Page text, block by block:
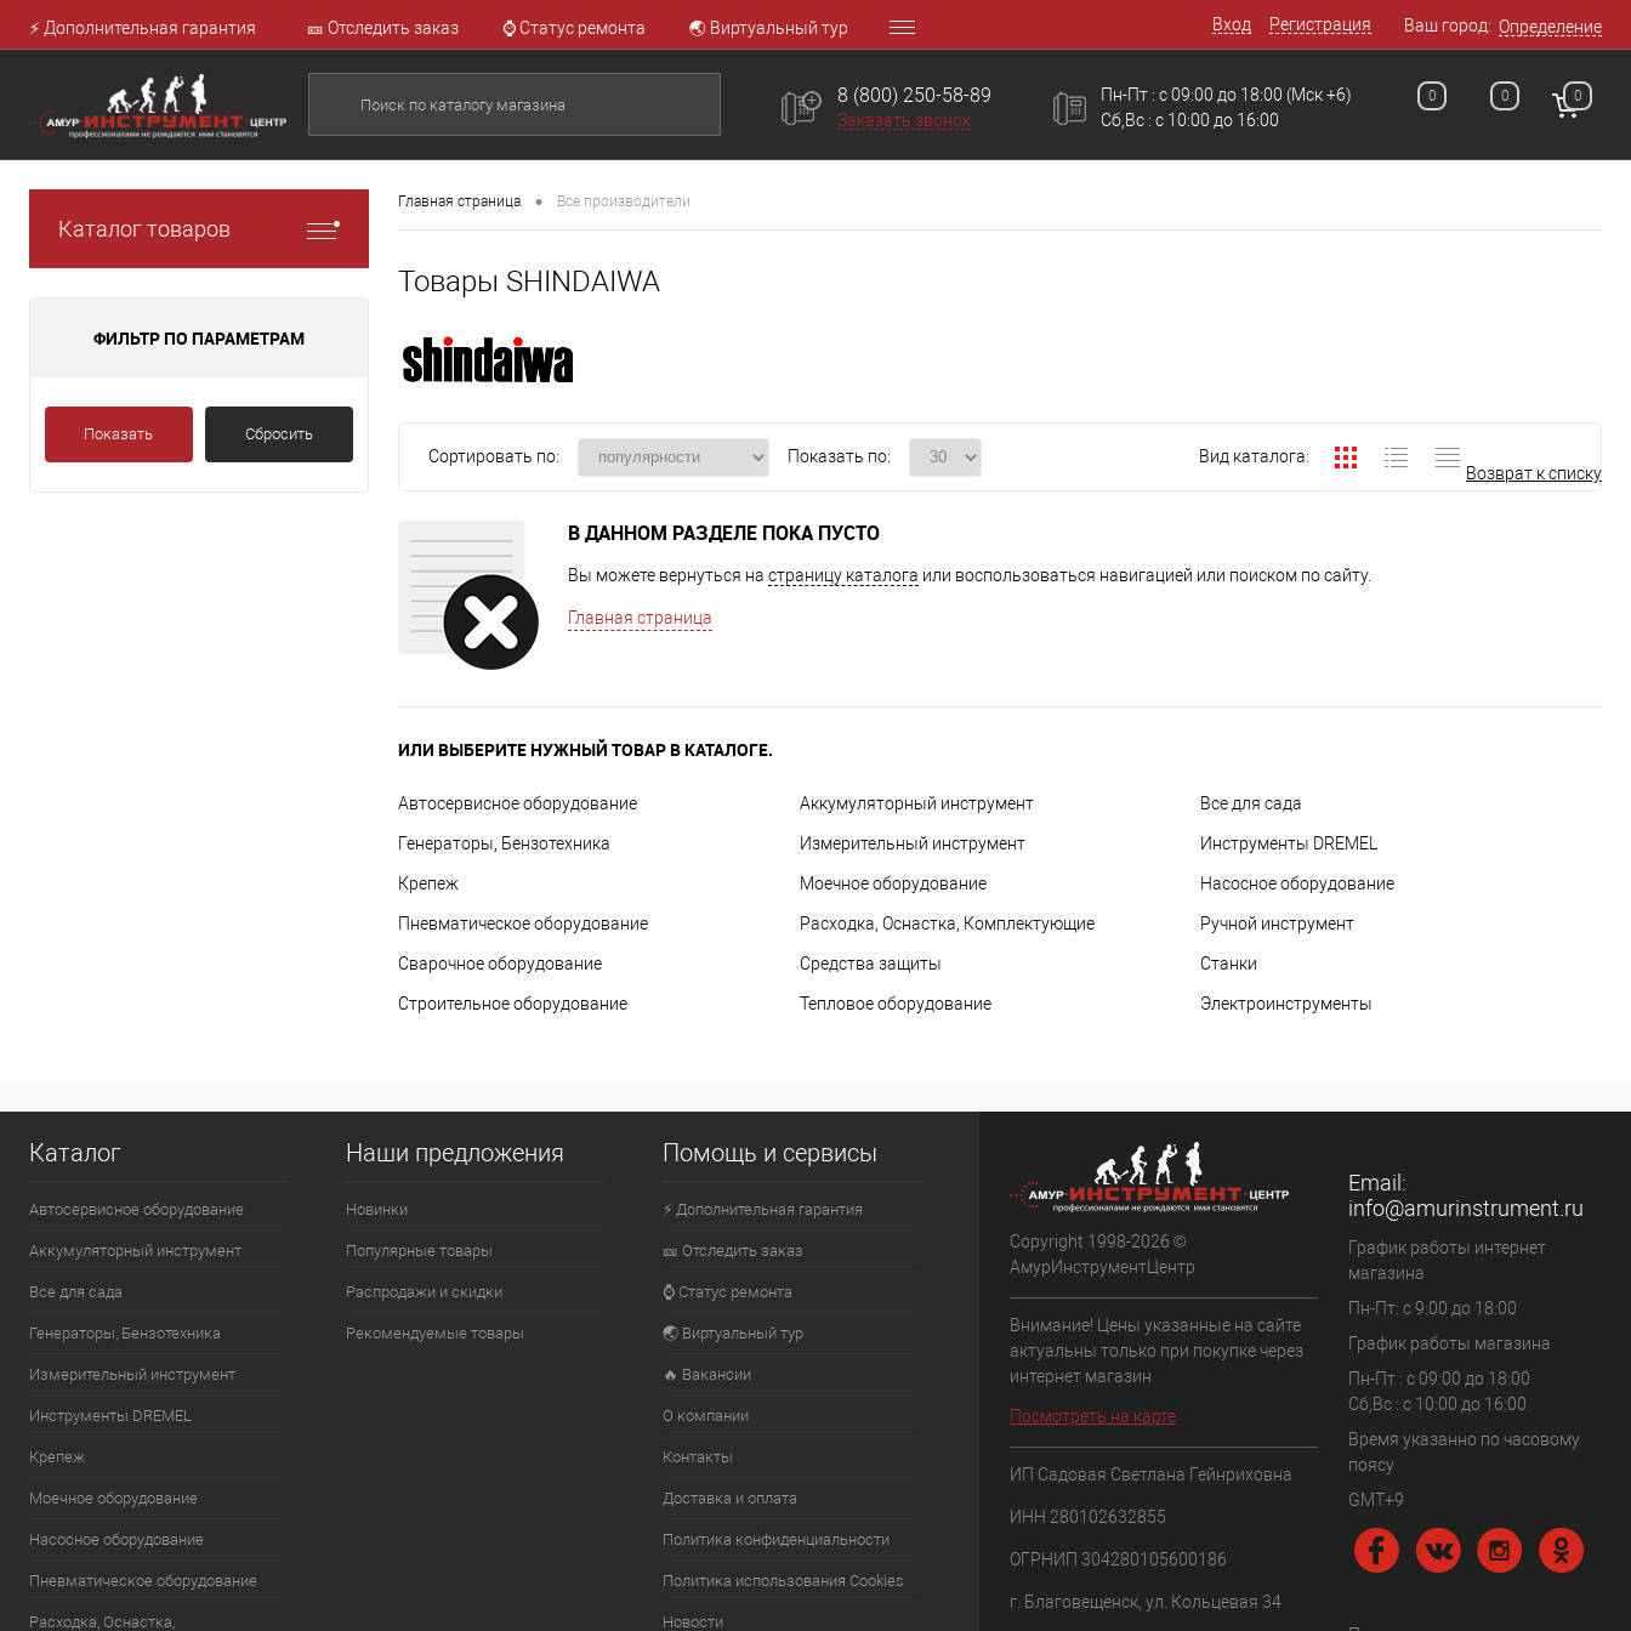
⚡ Дополнительная гарантия 🎫 Отследить заказ ⌚ Статус ремонта 🌏 Виртуальный тур Вход Регистрация Ваш город: Определение
8 (800) 250-58-89
Заказать звонок
Пн-Пт : с 09:00 до 18:00
Сб,Вс : c 10:00 до 16:00
(Мск +6) 0 0 0
Каталог товаров
ФИЛЬТР ПО ПАРАМЕТРАМ
Показать Сбросить
Главная страница • Все производители
Товары SHINDAIWA
Возврат к списку
Сортировать по: Показать по: Вид каталога:
В ДАННОМ РАЗДЕЛЕ ПОКА ПУСТО
Вы можете вернуться на страницу каталога или воспользоваться навигацией или поиском по сайту.
Главная страница
ИЛИ ВЫБЕРИТЕ НУЖНЫЙ ТОВАР В КАТАЛОГЕ.
Автосервисное оборудование Аккумуляторный инструмент Все для сада
Генераторы, Бензотехника Измерительный инструмент Инструменты DREMEL
Крепеж Моечное оборудование Насосное оборудование
Пневматическое оборудование Расходка, Оснастка, Комплектующие Ручной инструмент
Сварочное оборудование Средства защиты Станки
Строительное оборудование Тепловое оборудование Электроинструменты
Каталог
Автосервисное оборудование
Аккумуляторный инструмент
Все для сада
Генераторы, Бензотехника
Измерительный инструмент
Инструменты DREMEL
Крепеж
Моечное оборудование
Насосное оборудование
Пневматическое оборудование
Расходка, Оснастка,
Наши предложения
Новинки
Популярные товары
Распродажи и скидки
Рекомендуемые товары
Помощь и сервисы
⚡ Дополнительная гарантия
🎫 Отследить заказ
⌚ Статус ремонта
🌏 Виртуальный тур
🔥 Вакансии
О компании
Контакты
Доставка и оплата
Политика конфиденциальности
Политика использования Cookies
Новости
Copyright 1998-2026 ©
АмурИнструментЦентр
Внимание! Цены указанные на сайте
актуальны только при покупке через
интернет магазин
Посмотреть на карте
ИП Садовая Светлана Гейнриховна
ИНН 280102632855
ОГРНИП 304280105600186
г. Благовещенск, ул. Кольцевая 34
Email:
info@amurinstrument.ru
График работы интернет
магазина
Пн-Пт: с 9:00 до 18:00
График работы магазина
Пн-Пт : с 09:00 до 18:00
Сб,Вс : c 10:00 до 16:00
Время указанно по часовому
поясу
GMT+9